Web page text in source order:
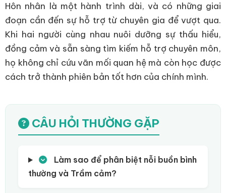
Hôn nhân là một hành trình dài, và có những giai
đoạn cần đến sự hỗ trợ từ chuyên gia để vượt qua.
Khi hai người cùng nhau nuôi dưỡng sự thấu hiểu,
đồng cảm và sẵn sàng tìm kiếm hỗ trợ chuyên môn,
họ không chỉ cứu vãn mối quan hệ mà còn học được
cách trở thành phiên bản tốt hơn của chính mình.
CÂU HỎI THƯỜNG GẶP
Làm sao để phân biệt nỗi buồn bình
thường và Trầm cảm?